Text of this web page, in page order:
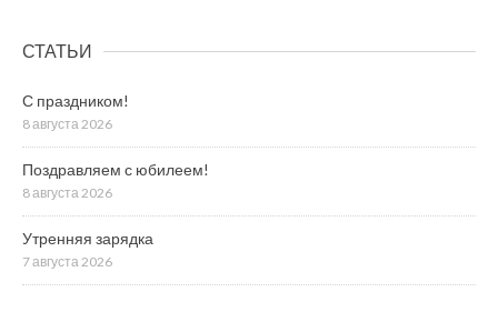
СТАТЬИ
С праздником!
8 августа 2026
Поздравляем с юбилеем!
8 августа 2026
Утренняя зарядка
7 августа 2026